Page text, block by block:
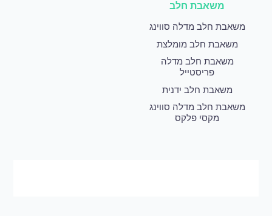
משאבת חלב
משאבת חלב מדלה סווינג
משאבת חלב מומלצת
משאבת חלב מדלה
פריסטייל
משאבת חלב ידנית
משאבת חלב מדלה סווינג
מקסי פלקס